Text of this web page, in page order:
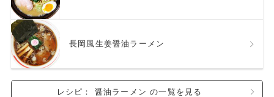
長岡風生姜醤油ラーメン
レシピ： 醤油ラーメン の一覧を見る